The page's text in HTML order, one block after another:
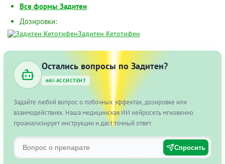
Все формы Задитен
Дозировки:
Задитен Кетотифен
Остались вопросы по Задитен?
AI-АССИСТЕНТ
Задайте любой вопрос о побочных эффектах, дозировке или
взаимодействиях. Наша медицинская ИИ нейросеть мгновенно
проанализирует инструкции и даст точный ответ.
Спросить